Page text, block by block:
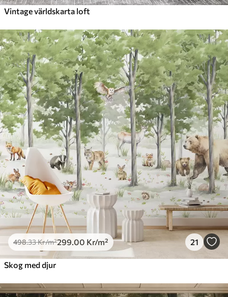
Vintage världskarta loft
498.33Kr/m²299 .00 Kr/m² 21
Skog med djur